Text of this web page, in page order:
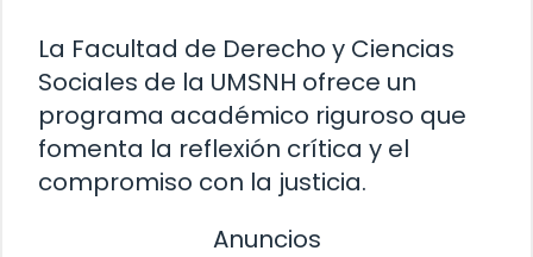
La Facultad de Derecho y Ciencias
Sociales de la UMSNH ofrece un
programa académico riguroso que
fomenta la reflexión crítica y el
compromiso con la justicia.
Anuncios